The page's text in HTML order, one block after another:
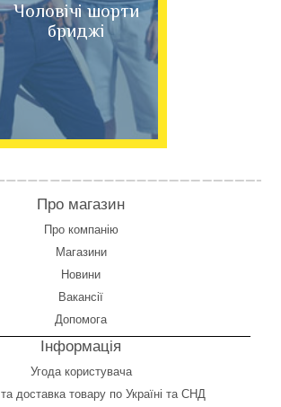
Чоловічі шорти
бриджі
Про магазин
Про компанію
Магазини
Новини
Вакансії
Допомога
Інформація
Угода користувача
та доставка товару по Україні та СНД